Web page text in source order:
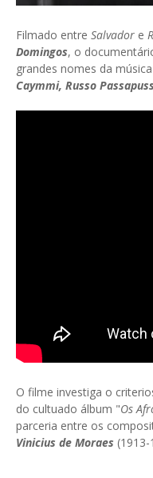
Filmado entre Salvador e
Domingos, o
grandes nomes da
Caymmi, Russo
O filme investiga o
do cultuado álbum "Os
parceria entre os
Vinicius de Moraes (1913-